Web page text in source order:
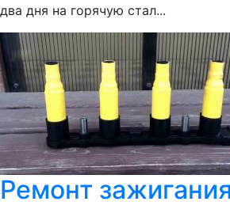
два дня на горячую стал...
Ремонт